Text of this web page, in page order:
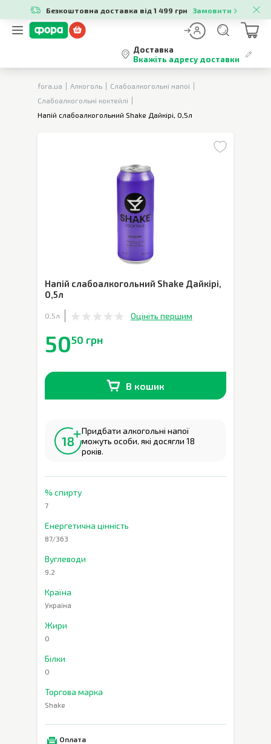
Безкоштовна доставка від 1 499 грн Замовити
Доставка
Вкажіть адресу доставки
fora.ua Алкоголь
Слабоалкогольні напої
Слабоалкогольні коктейлі
Напій слабоалкогольний Shake Дайкірі, 0,5л
Напій слабоалкогольний Shake Дайкірі,
0,5л
0,5л Оцініть першим
5050 грн
В кошик
Придбати алкогольні напої
можуть особи, які досягли 18
років.
% спирту
7
Енергетична цінність
87/363
Вуглеводи
9.2
Країна
Україна
Жири
0
Білки
0
Торгова марка
Shake
Оплата